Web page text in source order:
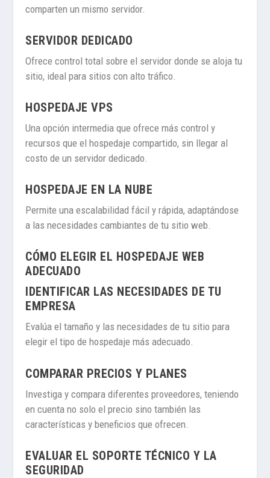
comparten un mismo servidor.
SERVIDOR DEDICADO
Ofrece control total sobre el servidor donde se aloja tu
sitio, ideal para sitios con alto tráfico.
HOSPEDAJE VPS
Una opción intermedia que ofrece más control y
recursos que el hospedaje compartido, sin llegar al
costo de un servidor dedicado.
HOSPEDAJE EN LA NUBE
Permite una escalabilidad fácil y rápida, adaptándose
a las necesidades cambiantes de tu sitio web.
CÓMO ELEGIR EL HOSPEDAJE WEB
ADECUADO
IDENTIFICAR LAS NECESIDADES DE TU
EMPRESA
Evalúa el tamaño y las necesidades de tu sitio para
elegir el tipo de hospedaje más adecuado.
COMPARAR PRECIOS Y PLANES
Investiga y compara diferentes proveedores, teniendo
en cuenta no solo el precio sino también las
características y beneficios que ofrecen.
EVALUAR EL SOPORTE TÉCNICO Y LA
SEGURIDAD